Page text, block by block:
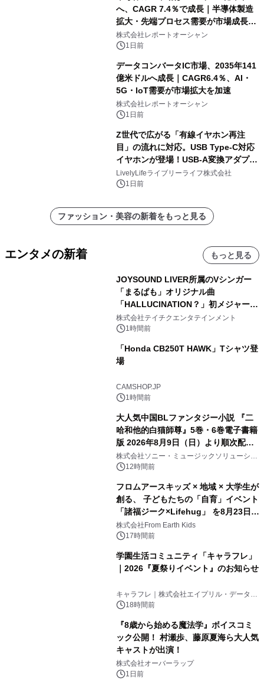
へ、CAGR 7.4％で成長｜半導体製造
拡大・先端プロセス需要が市場成長を
加速
株式会社レポートオーシャン
1日前
データコンバータIC市場、2035年141
億米ドルへ成長｜CAGR6.4％、AI・
5G・IoT需要が市場拡大を加速
株式会社レポートオーシャン
1日前
Z世代で広がる「有線イヤホン再注
目」の流れに対応。USB Type-C対応
イヤホンが登場！USB-A変換アダプタ
ー付きでスマホからパソコンまで幅広
く活用可能
LivelyLifeライブリーライフ株式会社
1日前
ファッション・美容の新着をもっと見る
エンタメの新着 もっと見る
JOYSOUND LIVER所属のVシンガー
「まるぱも」オリジナル曲
「HALLUCINATION？」初メジャー配
信リリース決定！
株式会社テイチクエンタテインメント
1時間前
「Honda CB250T HAWK」Tシャツ登
場
CAMSHOP.JP
1時間前
大人気中国BLファンタジー小説 『二
哈和他的白猫師尊』5巻・6巻電子書籍
版 2026年8月9日（日）より順次配信
開始
株式会社ソニー・ミュージックソリューショ
ンズ12時間前
フロムアースキッズ × 地域 × 大学生が
創る、 子どもたちの「自育」イベント
「諸福ジーク×Lifehug」 を8月23日
(日)開催
株式会社From Earth Kids
17時間前
学園生活コミュニティ「キャラフレ」
｜2026『夏祭りイベント』のお知らせ
キャラフレ｜株式会社エイプリル・データ・
デザインズ
18時間前
『8歳から始める魔法学』ボイスコミ
ック公開！ 村瀬歩、藤原夏海ら大人気
キャストが出演！
株式会社オーバーラップ
1日前